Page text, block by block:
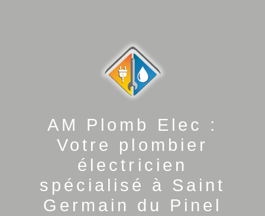
AM Plomb Elec :
Votre plombier
électricien
spécialisé à Saint
Germain du Pinel